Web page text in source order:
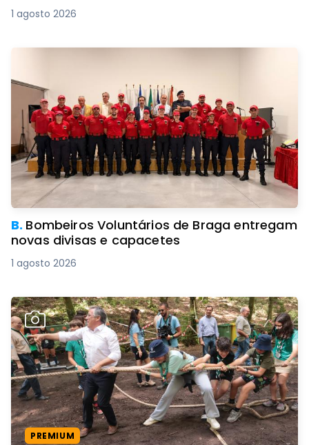
1 agosto 2026
B. Bombeiros Voluntários de Braga entregam
novas divisas e capacetes
1 agosto 2026
PREMIUM